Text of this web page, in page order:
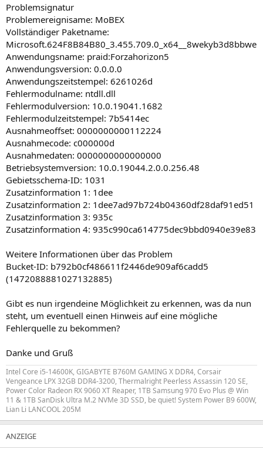
Problemsignatur
Problemereignisame: MoBEX
Vollständiger Paketname:
Microsoft.624F8B84B80_3.455.709.0_x64__8wekyb3d8bbwe
Anwendungsname: praid:Forzahorizon5
Anwendungsversion: 0.0.0.0
Anwendungszeitstempel: 6261026d
Fehlermodulname: ntdll.dll
Fehlermodulversion: 10.0.19041.1682
Fehlermodulzeitstempel: 7b5414ec
Ausnahmeoffset: 0000000000112224
Ausnahmecode: c000000d
Ausnahmedaten: 0000000000000000
Betriebsystemversion: 10.0.19044.2.0.0.256.48
Gebietsschema-ID: 1031
Zusatzinformation 1: 1dee
Zusatzinformation 2: 1dee7ad97b724b04360df28daf91ed51
Zusatzinformation 3: 935c
Zusatzinformation 4: 935c990ca614775dec9bbd0940e39e83
Weitere Informationen über das Problem
Bucket-ID: b792b0cf486611f2446de909af6cadd5
(1472088881027132885)
Gibt es nun irgendeine Möglichkeit zu erkennen, was da nun
steht, um eventuell einen Hinweis auf eine mögliche
Fehlerquelle zu bekommen?
Danke und Gruß
Intel Core i5-14600K, GIGABYTE B760M GAMING X DDR4, Corsair
Vengeance LPX 32GB DDR4-3200, Thermalright Peerless Assassin 120 SE,
Power Color Radeon RX 9060 XT Reaper, 1TB Samsung 970 Evo Plus @ Win
11 & 1TB SanDisk Ultra M.2 NVMe 3D SSD, be quiet! System Power B9 600W,
Lian Li LANCOOL 205M